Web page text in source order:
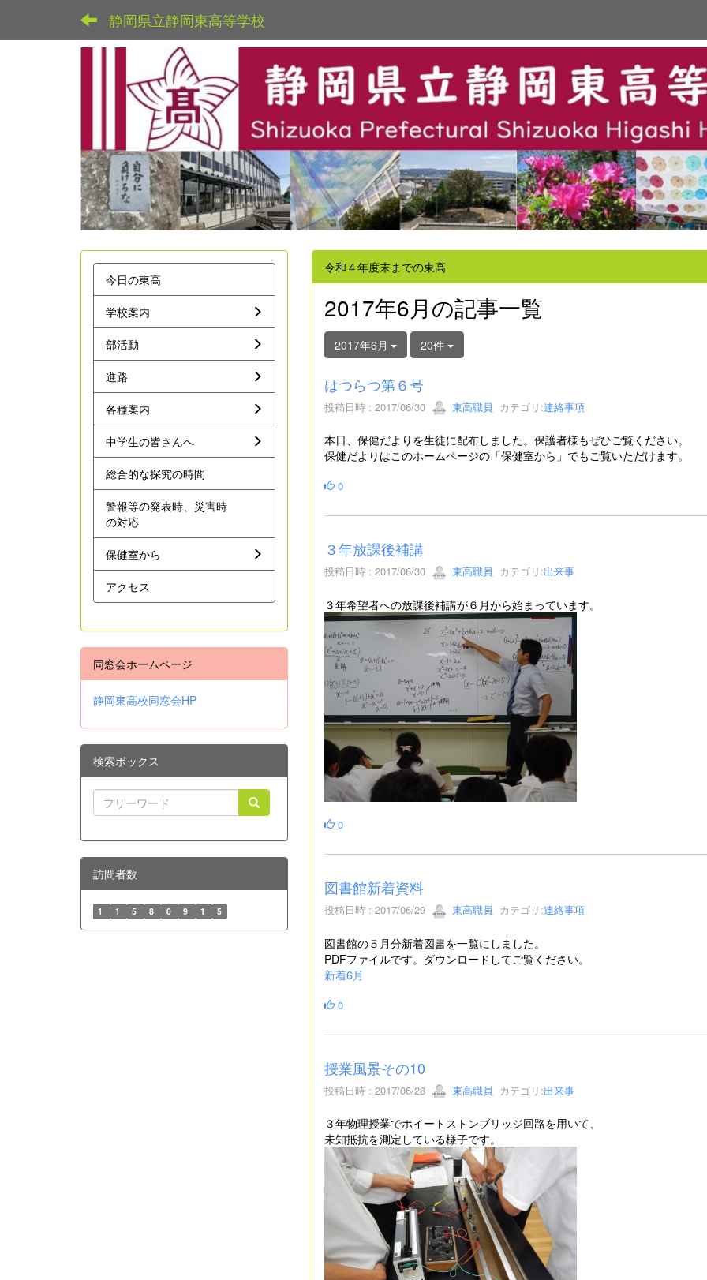
静岡県立静岡東高等学校
令和４年度末までの東高
2017年6月の記事一覧
2017年6月 20件
はつらつ第６号
投稿日時 : 2017/06/30 東高職員 カテゴリ:連絡事項
本日、保健だよりを生徒に配布しました。保護者様もぜひご覧ください。
保健だよりはこのホームページの「保健室から」でもご覧いただけます。
0
３年放課後補講
投稿日時 : 2017/06/30 東高職員 カテゴリ:出来事
３年希望者への放課後補講が６月から始まっています。
0
図書館新着資料
投稿日時 : 2017/06/29 東高職員 カテゴリ:連絡事項
図書館の５月分新着図書を一覧にしました。
PDFファイルです。ダウンロードしてご覧ください。
新着6月
0
授業風景その10
投稿日時 : 2017/06/28 東高職員 カテゴリ:出来事
３年物理授業でホイートストンブリッジ回路を用いて、
未知抵抗を測定している様子です。
今日の東高
学校案内
部活動
進路
各種案内
中学生の皆さんへ
総合的な探究の時間
警報等の発表時、災害時
の対応
保健室から
アクセス
同窓会ホームページ
静岡東高校同窓会HP
検索ボックス
訪問者数
1 1 5 8 0 9 1 5